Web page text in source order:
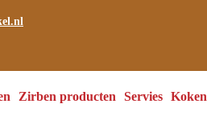
Zirben producten Servies